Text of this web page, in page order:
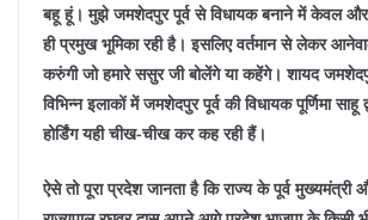
बहू हूं। मुझे जमशेदपुर पूर्व से विधायक बनाने में केवल
ही प्रमुख भूमिका रही है। इसलिए वर्तमान से लेकर
करुंगी जो हमारे ससुर जी बोलेंगे या कहेंगे। शायद
विभिन्न इलाकों में जमशेदपुर पूर्व की विधायक पूर्णिमा साहू
होर्डिंग यही चीख-चीख कर कह रही हैं।
ऐसे तो पूरा प्रदेश जानता है कि राज्य के पूर्व